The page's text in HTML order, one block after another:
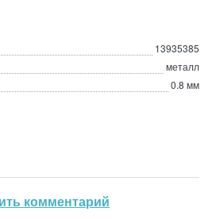
13935385
металл
0.8 мм
комментарий